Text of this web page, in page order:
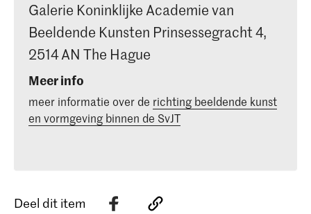
Galerie Koninklijke Academie van
Beeldende Kunsten Prinsessegracht 4,
2514 AN The Hague
Meer info
meer informatie over de richting beeldende kunst
en vormgeving binnen de SvJT
Deel dit item